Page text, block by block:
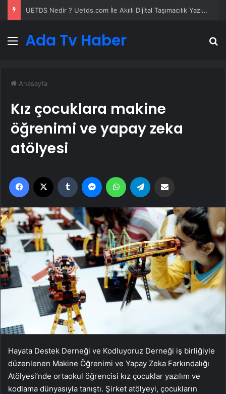
UETDS Nedir ? Uetds.com İle Akıllı Dijital Taşımacılık Yazılımı
Menü
Ada Tv Haber
Anasayfa
Kız çocuklara makine
öğrenimi ve yapay zeka
atölyesi
Facebook Tumblr MessengerWhatsApp
Hayata Destek Derneği ve Kodluyoruz Derneği iş birliğiyle
düzenlenen Makine Öğrenimi ve Yapay Zeka Farkındalığı
Atölyesi’nde ortaokul öğrencisi kız çocuklar yazılım ve
kodlama dünyasıyla tanıştı. Şirket atölyeyi, çocukların